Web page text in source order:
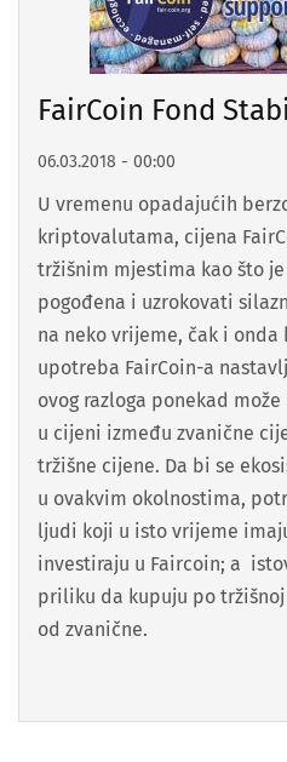
FairCoin Fond
06.03.2018 - 00:00
U vremenu opadajućih
kriptovalutama, cijena
tržišnim mjestima kao što
pogođena i uzrokovati
na neko vrijeme, čak i
upotreba FairCoin-a
ovog razloga ponekad
u cijeni između zvanične
tržišne cijene. Da bi se
u ovakvim okolnostima,
ljudi koji u isto vrijeme
investiraju u Faircoin; a
priliku da kupuju po
od zvanične.